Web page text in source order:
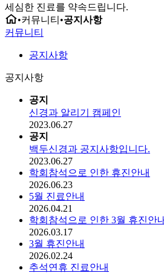
세심한 진료를 약속드립니다.
•커뮤니티 •공지사항
커뮤니티
공지사항
공지사항
공지
신경과 알리기 캠페인
2023.06.27
공지
백두신경과 공지사항입니다.
2023.06.27
학회참석으로 인한 휴진안내
2026.06.23
5월 진료안내
2026.04.21
학회참석으로 인한 3월 휴진안
2026.03.17
3월 휴진안내
2026.02.24
추석연휴 진료안내